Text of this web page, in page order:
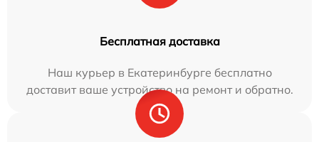
Бесплатная доставка
Наш курьер в Екатеринбурге бесплатно
доставит ваше устройство на ремонт и обратно.